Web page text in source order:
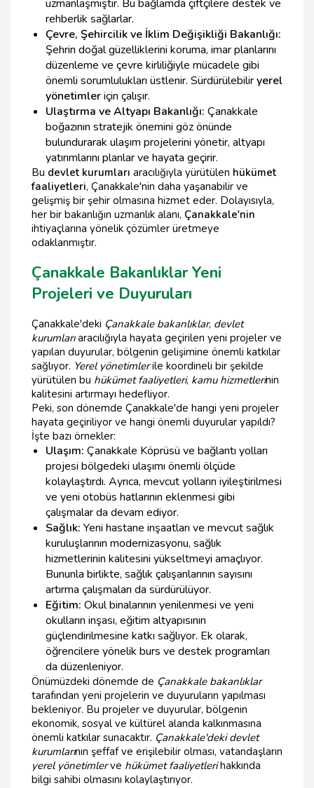
uzmanlaşmıştır. Bu bağlamda çiftçilere destek ve
rehberlik sağlarlar.
Çevre, Şehircilik ve İklim Değişikliği Bakanlığı:
Şehrin doğal güzelliklerini koruma, imar planlarını
düzenleme ve çevre kirliliğiyle mücadele gibi
önemli sorumlulukları üstlenir. Sürdürülebiliryerel
yönetimleriçin çalışır.
Ulaştırma ve Altyapı Bakanlığı: Çanakkale
boğazının stratejik önemini göz önünde
bulundurarak ulaşım projelerini yönetir, altyapı
yatırımlarını planlar ve hayata geçirir.
Bu devlet kurumları aracılığıyla yürütülen hükümet
faaliyetleri, Çanakkale'nin daha yaşanabilir ve
gelişmiş bir şehir olmasına hizmet eder. Dolayısıyla,
her bir bakanlığın uzmanlık alanı, Çanakkale'nin
ihtiyaçlarına yönelik çözümler üretmeye
odaklanmıştır.
Çanakkale Bakanlıklar Yeni
Projeleri ve Duyuruları
Çanakkale'deki Çanakkale bakanlıklar, devlet
kurumlarıaracılığıyla hayata geçirilen yeni projeler ve
yapılan duyurular, bölgenin gelişimine önemli katkılar
sağlıyor. Yerel yönetimlerile koordineli bir şekilde
yürütülen bu hükümet faaliyetleri, kamu hizmetlerinin
kalitesini artırmayı hedefliyor.
Peki, son dönemde Çanakkale'de hangi yeni projeler
hayata geçiriliyor ve hangi önemli duyurular yapıldı?
İşte bazı örnekler:
Ulaşım: Çanakkale Köprüsü ve bağlantı yolları
projesi bölgedeki ulaşımı önemli ölçüde
kolaylaştırdı. Ayrıca, mevcut yolların iyileştirilmesi
ve yeni otobüs hatlarının eklenmesi gibi
çalışmalar da devam ediyor.
Sağlık: Yeni hastane inşaatları ve mevcut sağlık
kuruluşlarının modernizasyonu, sağlık
hizmetlerinin kalitesini yükseltmeyi amaçlıyor.
Bununla birlikte, sağlık çalışanlarının sayısını
artırma çalışmaları da sürdürülüyor.
Eğitim: Okul binalarının yenilenmesi ve yeni
okulların inşası, eğitim altyapısının
güçlendirilmesine katkı sağlıyor. Ek olarak,
öğrencilere yönelik burs ve destek programları
da düzenleniyor.
Önümüzdeki dönemde de Çanakkale bakanlıklar
tarafından yeni projelerin ve duyuruların yapılması
bekleniyor. Bu projeler ve duyurular, bölgenin
ekonomik, sosyal ve kültürel alanda kalkınmasına
önemli katkılar sunacaktır. Çanakkale'deki devlet
kurumlarının şeffaf ve erişilebilir olması, vatandaşların
yerel yönetimlerve hükümet faaliyetlerihakkında
bilgi sahibi olmasını kolaylaştırıyor.